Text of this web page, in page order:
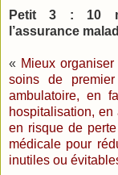
Petit 3 : 10
l’assurance
« Mieux
soins de
ambulatoire, en
hospitalisation,
en risque de perte
médicale pour
inutiles ou